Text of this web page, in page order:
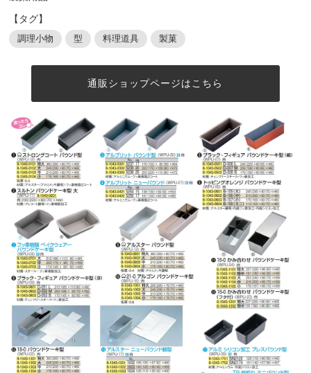
【タグ】
調理小物 型 料理道具 製菓
通販ショップページはこちら